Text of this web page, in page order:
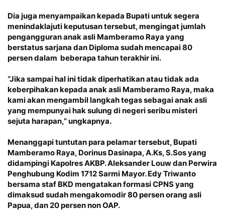
Dia juga menyampaikan kepada Bupati untuk segera
menindaklajuti keputusan tersebut, mengingat jumlah
pengangguran anak asli Mamberamo Raya yang
berstatus sarjana dan Diploma sudah mencapai 80
persen dalam beberapa tahun terakhir ini.
“Jika sampai hal ini tidak diperhatikan atau tidak ada
keberpihakan kepada anak asli Mamberamo Raya, maka
kami akan mengambil langkah tegas sebagai anak asli
yang mempunyai hak sulung di negeri seribu misteri
sejuta harapan,” ungkapnya.
Menanggapi tuntutan para pelamar tersebut, Bupati
Mamberamo Raya, Dorinus Dasinapa, A.Ks, S.Sos yang
didampingi Kapolres AKBP. Aleksander Louw dan Perwira
Penghubung Kodim 1712 Sarmi Mayor. Edy Triwanto
bersama staf BKD mengatakan formasi CPNS yang
dimaksud sudah mengakomodir 80 persen orang asli
Papua, dan 20 persen non OAP.